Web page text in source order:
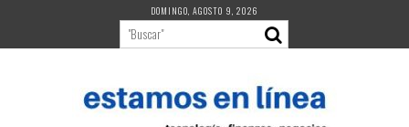
contenido
DOMINGO, AGOSTO 9, 2026